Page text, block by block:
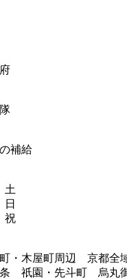
補給
土
日
祝
・木屋町周辺 京都全
祇園・先斗町 烏丸